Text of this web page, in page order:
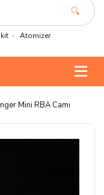
Atomizer
Mini RBA Camı